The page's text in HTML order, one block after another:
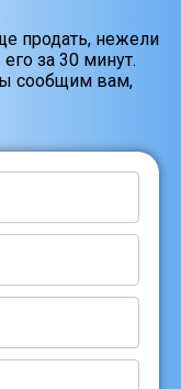
продать, нежели
за 30 минут.
сообщим вам,